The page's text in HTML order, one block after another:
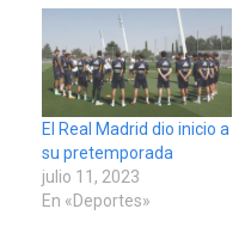
El Real Madrid dio inicio a
su pretemporada
julio 11, 2023
En «Deportes»